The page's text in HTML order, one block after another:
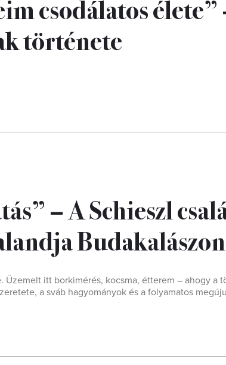
csodálatos élete”
története
– A Schieszl
Budakalászon
Üzemelt itt borkimérés, kocsma, étterem – ahogy a
a sváb hagyományok és a folyamatos